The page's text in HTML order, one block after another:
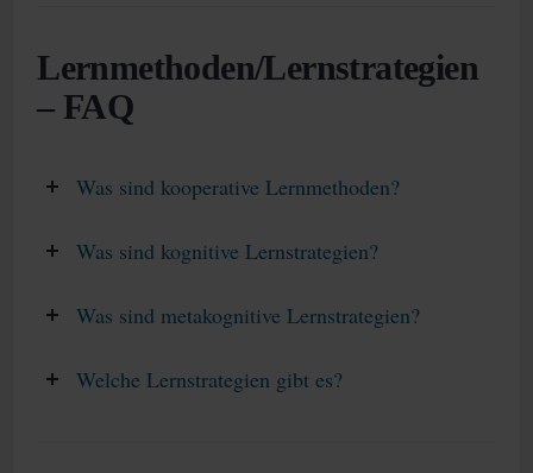
Lernmethoden/Lernstrategien
– FAQ
Was sind kooperative Lernmethoden?
Was sind kognitive Lernstrategien?
Was sind metakognitive Lernstrategien?
Welche Lernstrategien gibt es?